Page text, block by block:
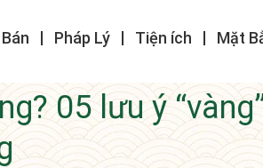
Pháp Lý Tiện ích Mặt
05 lưu ý